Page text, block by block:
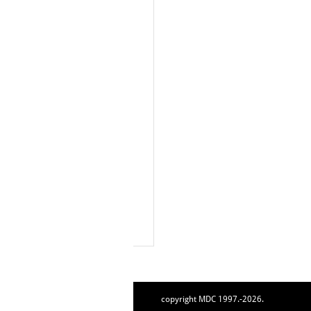
copyright MDC 1997.-2026.